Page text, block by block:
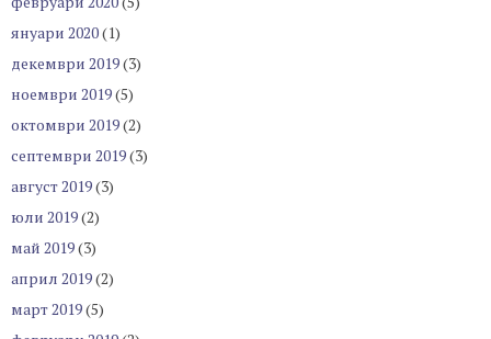
януари 2020(1)
декември 2019(3)
ноември 2019(5)
октомври 2019(2)
септември 2019(3)
август 2019(3)
юли 2019(2)
май 2019(3)
април 2019(2)
март 2019(5)